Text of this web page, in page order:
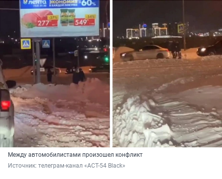
Между автомобилистами произошел конфликт
Источник: телеграм-канал «АСТ-54 Black»